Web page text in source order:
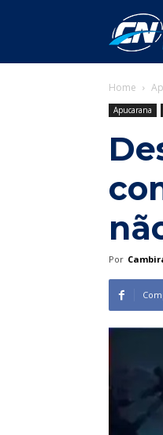
Home
Apucarana
Por